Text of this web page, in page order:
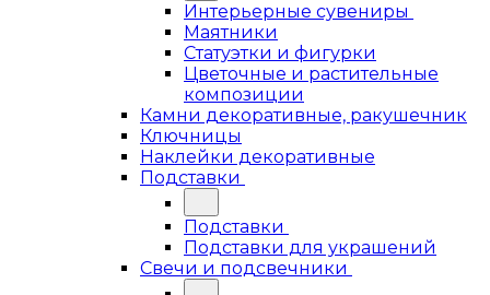
Интерьерные сувениры
Маятники
Статуэтки и фигурки
Цветочные и растительные
композиции
Камни декоративные, ракушечник
Ключницы
Наклейки декоративные
Подставки
Подставки
Подставки для украшений
Свечи и подсвечники